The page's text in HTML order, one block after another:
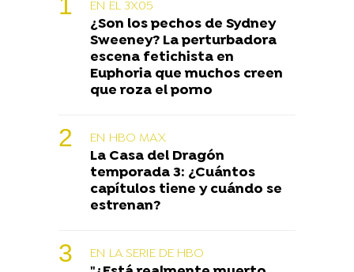
EN EL 3X05
¿Son los pechos de Sydney
Sweeney? La perturbadora
escena fetichista en
Euphoria que muchos creen
que roza el porno
EN HBO MAX
La Casa del Dragón
temporada 3: ¿Cuántos
capítulos tiene y cuándo se
estrenan?
EN LA SERIE DE HBO